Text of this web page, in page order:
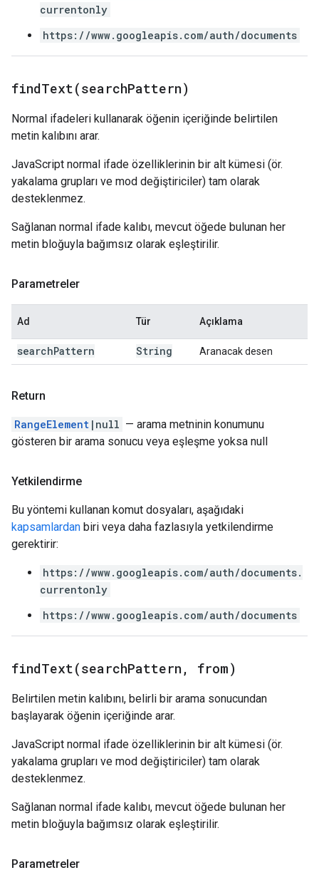
currentonly
https://www.googleapis.com/auth/documents
findText(searchPattern)
Normal ifadeleri kullanarak öğenin içeriğinde belirtilen
metin kalıbını arar.
JavaScript normal ifade özelliklerinin bir alt kümesi (ör.
yakalama grupları ve mod değiştiriciler) tam olarak
desteklenmez.
Sağlanan normal ifade kalıbı, mevcut öğede bulunan her
metin bloğuyla bağımsız olarak eşleştirilir.
Parametreler
Ad Tür Açıklama
searchPattern String Aranacak desen
Return
RangeElement |null — arama metninin konumunu
gösteren bir arama sonucu veya eşleşme yoksa null
Yetkilendirme
Bu yöntemi kullanan komut dosyaları, aşağıdaki
kapsamlardan biri veya daha fazlasıyla yetkilendirme
gerektirir:
https://www.googleapis.com/auth/documents.
currentonly
https://www.googleapis.com/auth/documents
findText(searchPattern , from)
Belirtilen metin kalıbını, belirli bir arama sonucundan
başlayarak öğenin içeriğinde arar.
JavaScript normal ifade özelliklerinin bir alt kümesi (ör.
yakalama grupları ve mod değiştiriciler) tam olarak
desteklenmez.
Sağlanan normal ifade kalıbı, mevcut öğede bulunan her
metin bloğuyla bağımsız olarak eşleştirilir.
Parametreler